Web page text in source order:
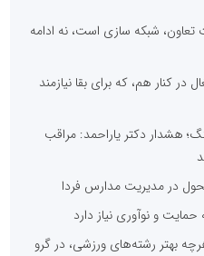
شبکه سازی است، نه ادامه
کنار هم، که برای بقا نیازمند
هشدار دکتر یاراحمد: مراقب
در مدیریت مدارس فردا
حمایت و نوآوری نیاز دارد
بهتر رشته‌های ورزشی، در گرو